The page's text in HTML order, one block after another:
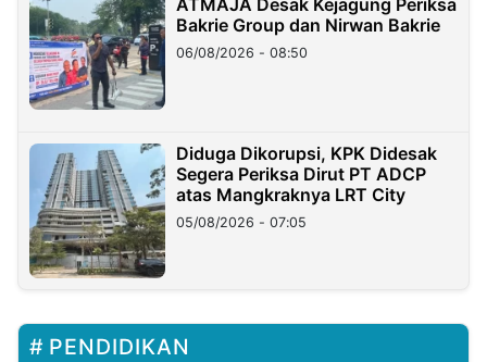
Bakrie Group dan Nirwan Bakrie
06/08/2026 - 08:50
Diduga Dikorupsi, KPK Didesak
Segera Periksa Dirut PT ADCP
atas Mangkraknya LRT City
05/08/2026 - 07:05
PENDIDIKAN